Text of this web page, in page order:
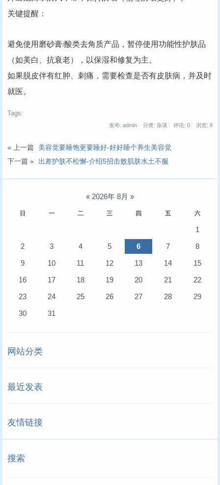
‌关键提醒‌：
避免使用磨砂膏/酸类去角质产品，暂停使用功能性护肤品
（如美白、抗衰老），以保湿和修复为主。
如果脱皮伴有红肿、刺痛，需要检查是否有皮肤病，并及时
就医。
Tags:
发布: admin 分类: 杂谈 评论: 0 浏览: 8
« 上一篇
美容觉要睡饱更要睡好-好好睡个养生美容觉
下一篇 »
出差护肤不松懈-介绍5招击败肌肤水土不服
« 2026年 8月 »
日 一 二 三 四 五 六
1
2
3 4 5 6 7
8
9
10 11 12 13 14
15
16
17 18 19 20 21
22
23
24 25 26 27 28
29
30
31
网站分类
最近发表
友情链接
搜索